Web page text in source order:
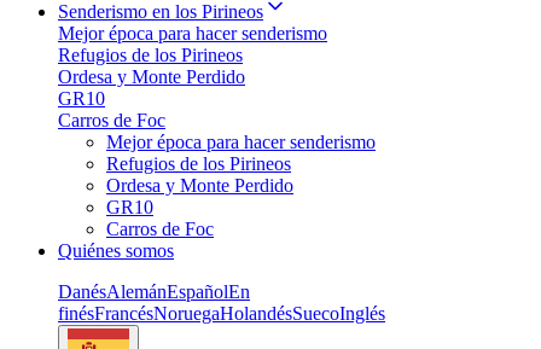
Senderismo en los Pirineos
Mejor época para hacer senderismo
Refugios de los Pirineos
Ordesa y Monte Perdido
GR10
Carros de Foc
Mejor época para hacer senderismo
Refugios de los Pirineos
Ordesa y Monte Perdido
GR10
Carros de Foc
Quiénes somos
DanésAlemánEspañolEn
finésFrancésNoruegaHolandésSuecoInglés